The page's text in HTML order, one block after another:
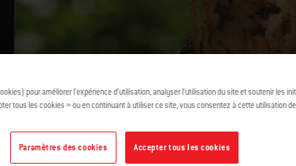
pour améliorer l’expérience d’utilisation, analyser l’utilisation du site et soutenir les
tous les cookies » ou en continuant à utiliser ce site, vous consentez à cette utilisation
Accepter tous les cookies
Paramètres des cookies